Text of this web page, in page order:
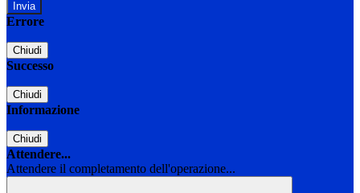
Errore
Chiudi
Successo
Chiudi
Informazione
Chiudi
Attendere...
Attendere il completamento dell'operazione...